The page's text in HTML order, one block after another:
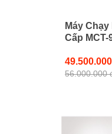
Máy
Cấp MCT-
56.000.000